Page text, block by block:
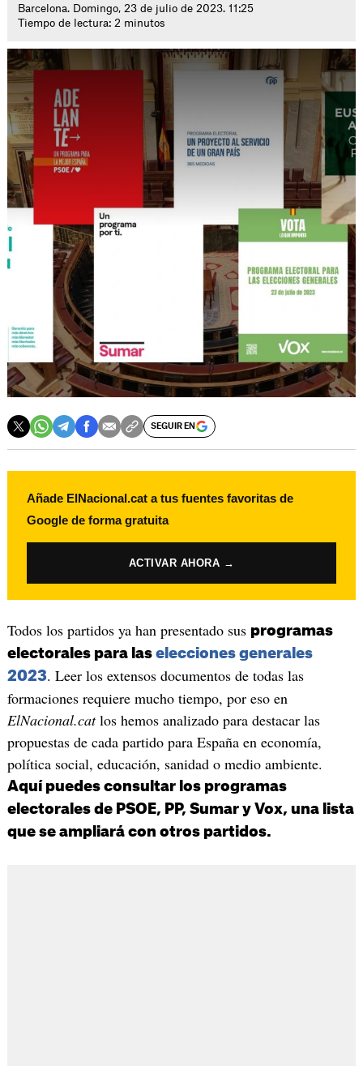
Barcelona. Domingo, 23 de julio de 2023. 11:25
Tiempo de lectura: 2 minutos
SEGUIR EN
Añade ElNacional.cat a tus fuentes favoritas de
Google de forma gratuita
ACTIVAR AHORA →
Todos los partidos ya han presentado sus programas
electorales para las elecciones generales
2023. Leer los extensos documentos de todas las
formaciones requiere mucho tiempo, por eso en
ElNacional.catlos hemos analizado para destacar las
propuestas de cada partido para España en economía,
política social, educación, sanidad o medio ambiente.
Aquí puedes consultar los programas
electorales de PSOE, PP, Sumar y Vox, una lista
que se ampliará con otros partidos.